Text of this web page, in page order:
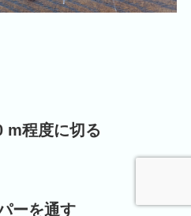
m程度に切る
ーを通す